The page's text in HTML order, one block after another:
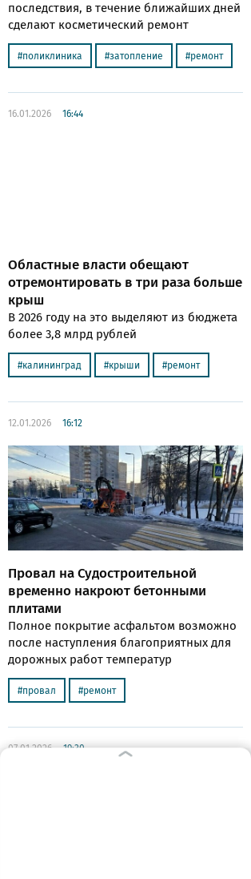
последствия, в течение ближайших дней
сделают косметический ремонт
поликлиника затопление ремонт
16.01.2026 16:44
Областные власти обещают
отремонтировать в три раза больше
крыш
В 2026 году на это выделяют из бюджета
более 3,8 млрд рублей
калининград крыши ремонт
12.01.2026 16:12
Провал на Судостроительной
временно накроют бетонными
плитами
Полное покрытие асфальтом возможно
после наступления благоприятных для
дорожных работ температур
провал ремонт
07.01.2026 19:30